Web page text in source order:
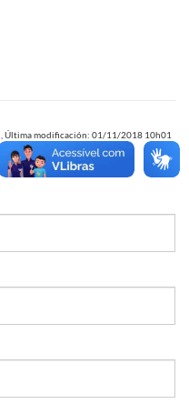
Última modificación: 01/11/2018 10h01